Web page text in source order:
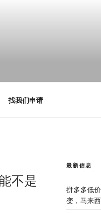
找我们申请
不是
最新信息
拼多多低
变，马来